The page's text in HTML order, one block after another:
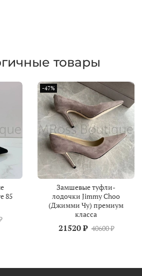
товары
85
-47%
Замшевые туфли-
лодочки Jimmy Choo
(Джимми Чу) премиум
класса
21520 ₽ 40600 ₽